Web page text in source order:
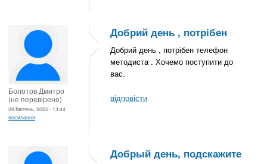
Болотов Дмитро
(не перевірено)
28 Квітень, 2025 - 13:44
посилання
Добрий день , потрібен
Добрий день , потрібен телефон
методиста . Хочемо поступити до
вас.
відповісти
Добрый день, подскажите